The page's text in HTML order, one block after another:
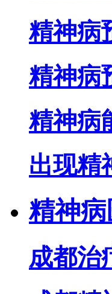
精神病
精神病
精神病
出现精
精神
成都治